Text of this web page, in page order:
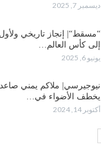
ديسمبر 7, 2025
“مسقط“| إنجاز تاريخي
إلى كأس العالم…
يونيو 6, 2025
نيوجيرسي| ملاكم يمني
يخطف الأضواء في…
أكتوبر 14, 2024